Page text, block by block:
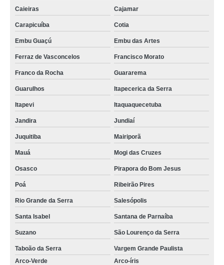
Caieiras Cajamar
Carapicuíba Cotia
Embu Guaçú Embu das Artes
Ferraz de Vasconcelos Francisco Morato
Franco da Rocha Guararema
Guarulhos Itapecerica da Serra
Itapevi Itaquaquecetuba
Jandira Jundiaí
Juquitiba Mairiporã
Mauá Mogi das Cruzes
Osasco Pirapora do Bom Jesus
Poá Ribeirão Pires
Rio Grande da Serra Salesópolis
Santa Isabel Santana de Parnaíba
Suzano São Lourenço da Serra
Taboão da Serra
Vargem Grande Paulista
Arco-Verde
Arco-íris